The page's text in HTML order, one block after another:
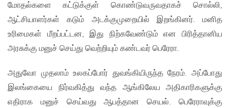
மோதல்களை கட்டுக்குள் கொண்டுவருவதாகச் சொல்லி,
ஆட்சியாளர்கள் கடும் அடக்குமுறையில் இறங்கினர். மனித
உரிமைகள் மீறப்பட்டன, இது நிற்கவேண்டும் என பிரித்தானிய
அரசுக்கு மனுச் செய்து வெற்றியும் கண்டவர் பெரேரா.
அதுவோ முதலாம் உலகப்போர் துவங்கியிருந்த நேரம். அப்போது
இலங்கையை நிர்வகித்து வந்த ஆங்கிலேய அதிகாரிகளுக்கு
எதிராக மனுச் செய்வது ஆபத்தான செயல். பெரேராவுக்கு